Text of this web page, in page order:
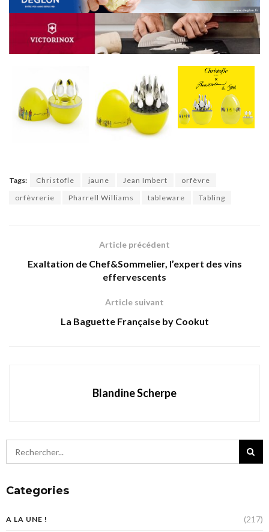
Tags: Christofle jaune Jean Imbert
orfèvre
orfèvrerie
Pharrell Williams tableware Tabling
Article précédent
Exaltation de Chef&Sommelier, l’expert des vins
effervescents
Article suivant
La Baguette Française by Cookut
Blandine Scherpe
Categories
A LA UNE ! (217)